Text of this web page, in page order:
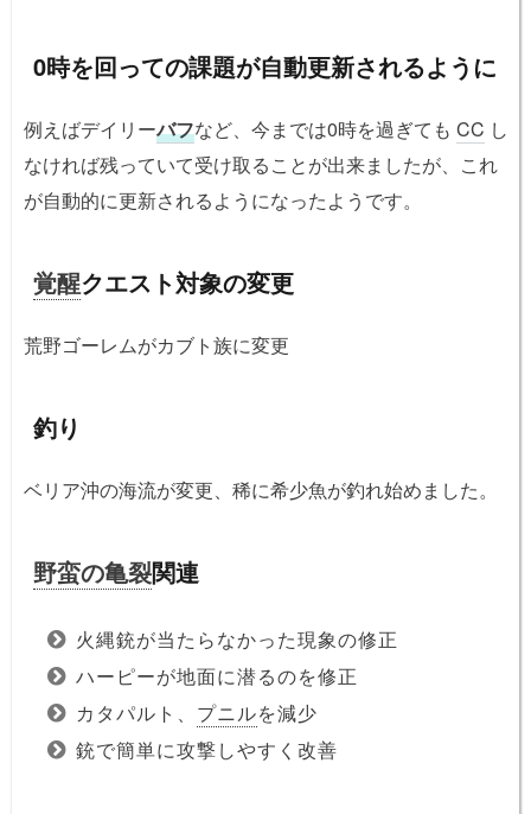
0時を回っての課題が自動更新されるように
例えばデイリーバフなど、今までは0時を過ぎても CC し
なければ残っていて受け取ることが出来ましたが、これ
が自動的に更新されるようになったようです。
覚醒クエスト対象の変更
荒野ゴーレムがカブト族に変更
釣り
ベリア沖の海流が変更、稀に希少魚が釣れ始めました。
野蛮の亀裂関連
火縄銃が当たらなかった現象の修正
ハーピーが地面に潜るのを修正
カタパルト、 プニルを減少
銃で簡単に攻撃しやすく改善